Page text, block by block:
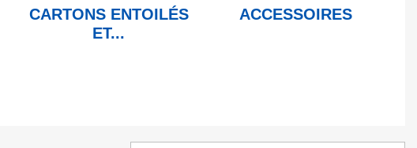
CARTONS ENTOILÉS
ET...
ACCESSOIRES